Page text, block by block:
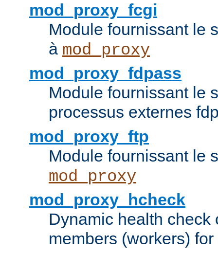
mod_proxy_fcgi
Module fournissant le
à mod_proxy
mod_proxy_fdpass
Module fournissant le
processus externes
mod_proxy_ftp
Module fournissant le
mod_proxy
mod_proxy_hcheck
Dynamic health check
members (workers) for